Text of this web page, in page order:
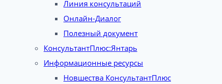
Линия консультаций
Онлайн-Диалог
Полезный документ
КонсультантПлюс:Янтарь
Информационные ресурсы
Новшества КонсультантПлюс